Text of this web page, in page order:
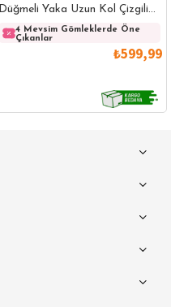
Düğmeli Yaka Uzun Kol Çizgili
Pamuklu Lacivert Gömlek
4 Mevsim Gömleklerde Öne
Çıkanlar
₺599,99